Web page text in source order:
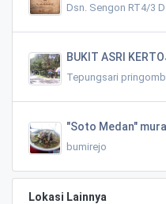
Dsn. Sengon RT4/3
BUKIT ASRI
Tepungsari
"Soto Medan"
bumirejo
Lokasi Lainnya